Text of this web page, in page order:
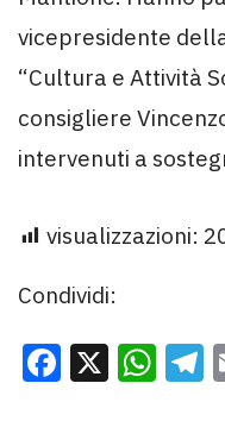
vicepresidente
“Cultura e Attività
consigliere
intervenuti a
visualizzazioni:
Condividi:
Facebook
X